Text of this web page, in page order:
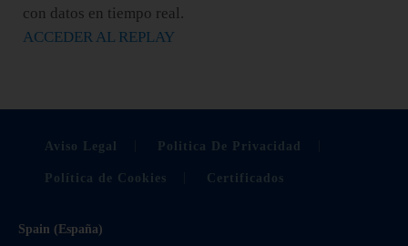
con datos en tiempo real.
ACCEDER AL REPLAY
Aviso Legal Politica De Privacidad
Política de Cookies Certificados
Spain (España)